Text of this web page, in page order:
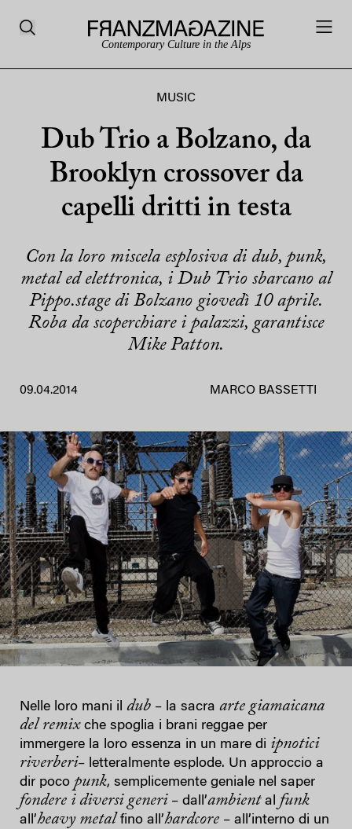
Contemporary Culture in the Alps
MUSIC
Dub Trio a Bolzano, da
Brooklyn crossover da
capelli dritti in testa
Con la loro miscela esplosiva di dub, punk,
metal ed elettronica, i Dub Trio sbarcano al
Pippo.stage di Bolzano giovedì 10 aprile.
Roba da scoperchiare i palazzi, garantisce
Mike Patton.
09.04.2014 MARCO BASSETTI
Nelle loro mani il dub – la sacra arte giamaicana
del remixche spoglia i brani reggae per
immergere la loro essenza in un mare di ipnotici
riverberi– letteralmente esplode. Un approccio a
dir poco punk, semplicemente geniale nel saper
fondere i diversi generi – dall’ambiental funk
all’heavy metalfino all’hardcore – all’interno di un